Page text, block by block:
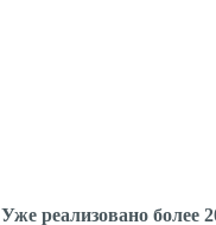
Уже реализовано более